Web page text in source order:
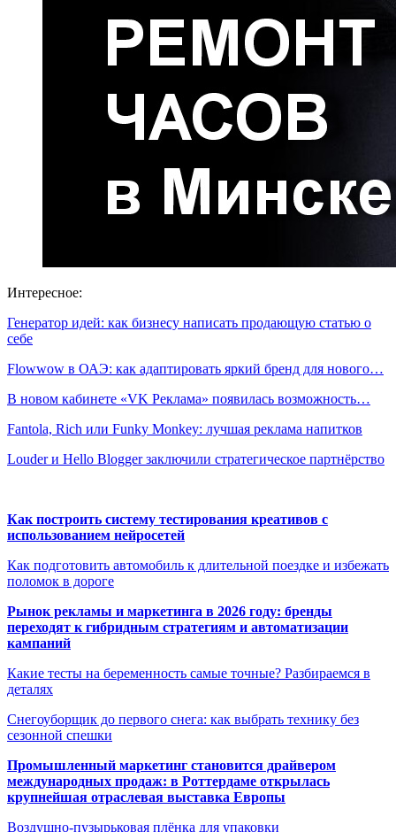
Интересное:
Генератор идей: как бизнесу написать продающую статью о
себе
Flowwow в ОАЭ: как адаптировать яркий бренд для нового…
В новом кабинете «VK Реклама» появилась возможность…
Fantola, Rich или Funky Monkey: лучшая реклама напитков
Louder и Hello Blogger заключили стратегическое партнёрство
Как построить систему тестирования креативов с
использованием нейросетей
Как подготовить автомобиль к длительной поездке и избежать
поломок в дороге
Рынок рекламы и маркетинга в 2026 году: бренды
переходят к гибридным стратегиям и автоматизации
кампаний
Какие тесты на беременность самые точные? Разбираемся в
деталях
Снегоуборщик до первого снега: как выбрать технику без
сезонной спешки
Промышленный маркетинг становится драйвером
международных продаж: в Роттердаме открылась
крупнейшая отраслевая выставка Европы
Воздушно-пузырьковая плёнка для упаковки